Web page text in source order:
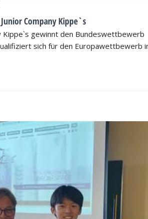
Company Kippe`s
Kippe`s gewinnt den Bundeswettbewerb
sich für den Europawettbewerb